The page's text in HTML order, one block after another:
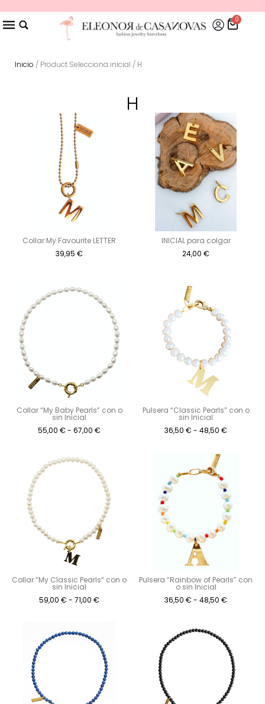
0
Inicio / Product Selecciona inicial / H
H
Collar My Favourite LETTER
39,95 €
INICIAL para colgar
24,00 €
Collar “My Baby Pearls” con o
sin Inicial
55,00 € - 67,00 €
Pulsera “Classic Pearls” con o
sin Inicial
36,50 € - 48,50 €
Collar “My Classic Pearls” con o
sin Inicial
59,00 € - 71,00 €
Pulsera “Rainbow of Pearls” con
o sin Inicial
36,50 € - 48,50 €